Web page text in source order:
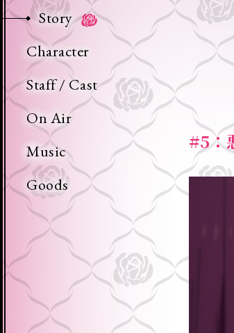
役
嬢
Story
Character
Staff / Cast
On Air
Music
Goods
#5：